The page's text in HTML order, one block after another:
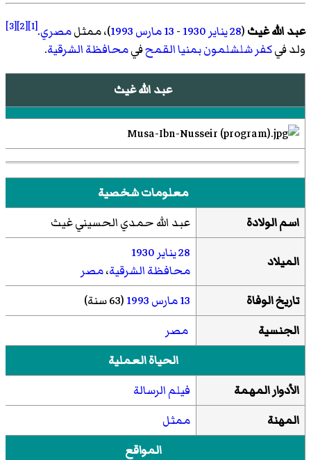
عبد الله غيث(28 يناير 1930
-13 مارس 1993)، ممثلمصري.
[1]
[2]
[3]
ولد فيكفر شلشلمونبمنيا القمحفيمحافظة الشرقية.
عبد الله غيث
معلومات شخصية
اسم الولادة
عبد الله حمدي الحسيني غيث
الميلاد 28 يناير
1930
محافظة الشرقية،مصر
تاريخ الوفاة
13 مارس 1993(63 سنة)
الجنسية
مصر
الحياة العملية
الأدوار المهمة
فيلم الرسالة
المهنة
ممثل
المواقع